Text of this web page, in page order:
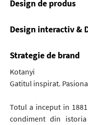
Design de produs
Design interactiv &
Strategie de brand
Kotanyi
Gatitul inspirat.
Totul a inceput in
condiment din